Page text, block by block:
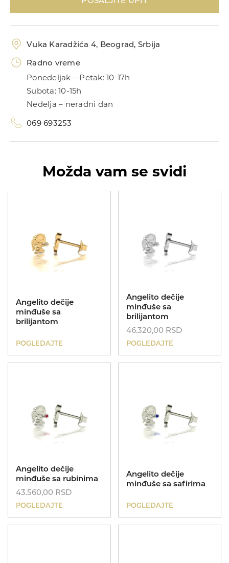
Privesci
ID
Kinetik
Nasleđe
Dečije minđuše
Dečije narukvice
POKLONI
Zlatnik
Poklon za rođendan
Poklon za krštenje
O NAMA
069 693253
Vuka Karadžića 4, Beograd, Srbija
Radno vreme
Ponedeljak – Petak: 10-17h
Subota: 10-15h
Nedelja – neradni dan
069 693253
Možda vam se svidi
Angelito dečije
minđuše sa
brilijantom
POGLEDAJTE
Angelito dečije
minđuše sa
brilijantom
46.320,00 RSD
POGLEDAJTE
Angelito dečije
minđuše sa rubinima
43.560,00 RSD
POGLEDAJTE
Angelito dečije
minđuše sa safirima
POGLEDAJTE